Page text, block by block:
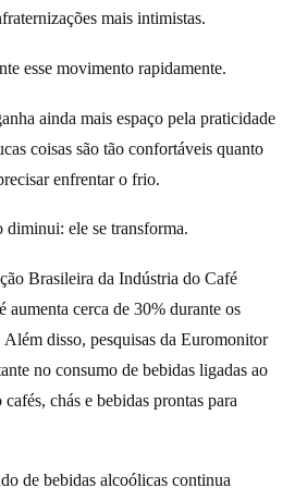
mais intimistas.
esse movimento rapidamente.
ainda mais espaço pela praticidade
coisas são tão confortáveis quanto
enfrentar o frio.
ele se transforma.
Brasileira da Indústria do Café
cerca de 30% durante os
disso, pesquisas da Euromonitor
no consumo de bebidas ligadas ao
chás e bebidas prontas para
de bebidas alcoólicas continua